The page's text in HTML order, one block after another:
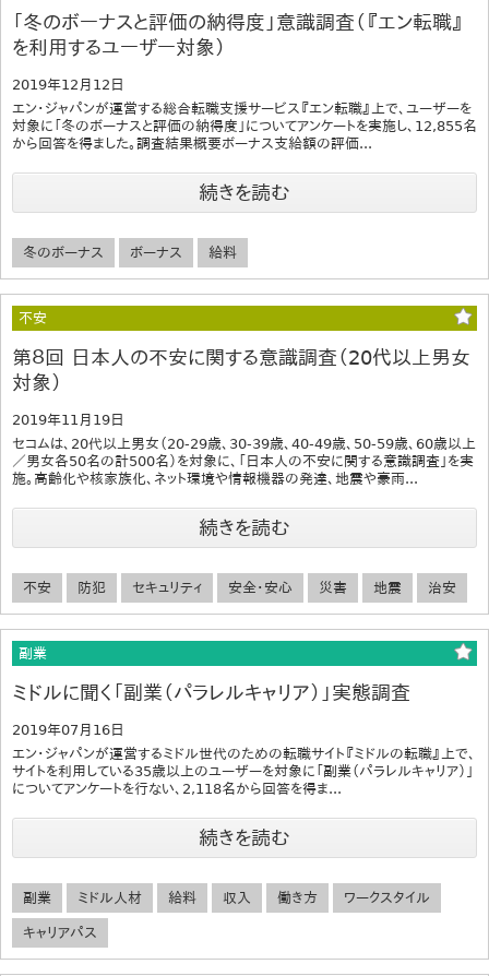
「冬のボーナスと評価の納得度」意識調査（『エン転職』
を利用するユーザー対象）
2019年12月12日
エン・ジャパンが運営する総合転職支援サービス『エン転職』上で、ユーザーを
対象に「冬のボーナスと評価の納得度」についてアンケートを実施し、12,855名
から回答を得ました。調査結果概要ボーナス支給額の評価...
続きを読む
冬のボーナス ボーナス 給料
不安
第８回 日本人の不安に関する意識調査（20代以上男女
対象）
2019年11月19日
セコムは、20代以上男女（20-29歳、30-39歳、40-49歳、50-59歳、60歳以上
／男女各50名の計500名）を対象に、「日本人の不安に関する意識調査」を実
施。高齢化や核家族化、ネット環境や情報機器の発達、地震や豪雨...
続きを読む
不安 防犯 セキュリティ 安全・安心 災害 地震 治安
副業
ミドルに聞く「副業（パラレルキャリア）」実態調査
2019年07月16日
エン・ジャパンが運営するミドル世代のための転職サイト『ミドルの転職』上で、
サイトを利用している35歳以上のユーザーを対象に「副業（パラレルキャリア）」
についてアンケートを行ない、2,118名から回答を得ま...
続きを読む
副業 ミドル人材 給料 収入 働き方 ワークスタイル
キャリアパス